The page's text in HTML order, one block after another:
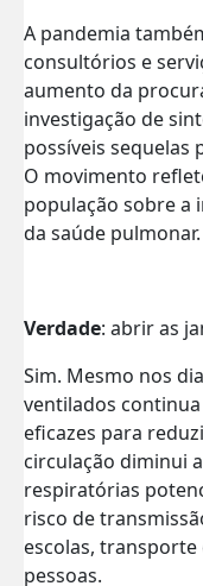
A pandemia
consultórios e
aumento da
investigação de
possíveis sequelas
O movimento
população sobre a
da saúde pulmonar.
Verdade: abrir as
Sim. Mesmo nos
ventilados
eficazes para
circulação diminui
respiratórias
risco de
escolas,
pessoas.